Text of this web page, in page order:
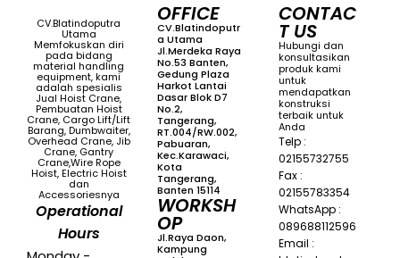
CV.Blatindoputra
Utama
Memfokuskan diri
pada bidang
material handling
equipment, kami
adalah spesialis
Jual Hoist Crane,
Pembuatan Hoist
Crane, Cargo Lift/Lift
Barang, Dumbwaiter,
Overhead Crane, Jib
Crane, Gantry
Crane,Wire Rope
Hoist, Electric Hoist
dan
Accessoriesnya
Operational
Hours
OFFICE
CV.Blatindoputr
A Utama
Jl.Merdeka Raya
No.53 Banten,
Gedung Plaza
Harkot Lantai
Dasar Blok D7
No.2,
Tangerang,
RT.004/RW.002,
Pabuaran,
Kec.Karawaci,
Kota
Tangerang,
Banten 15114
WORKSH
OP
Jl.Raya Daon,
Kampung
CONTAC
T US
Hubungi dan
konsultasikan
produk kami
untuk
mendapatkan
konstruksi
terbaik untuk
Anda
Telp :
02155732755
Fax :
02155783354
WhatsApp :
089688112596
Email :